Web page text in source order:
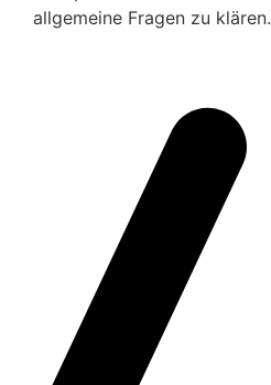
allgemeine Fragen zu klären.